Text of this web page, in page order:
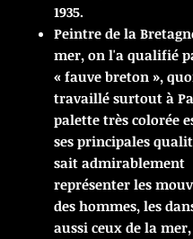
1935.
Peintre de la
mer, on l'a qualifié
« fauve breton »,
travaillé surtout à
palette très colorée
ses principales
sait admirablement
représenter les
des hommes, les
aussi ceux de la